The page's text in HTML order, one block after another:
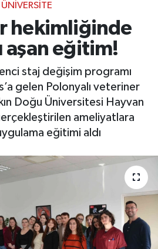
ÜNIVERSITE
hekimliğinde
aşan eğitim!
staj değişim programı
gelen Polonyalı veteriner
Doğu Üniversitesi Hayvan
ameliyatlara
eğitimi aldı